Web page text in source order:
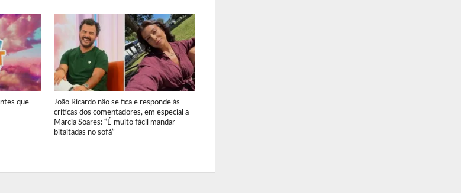
que
João Ricardo não se fica e responde às
críticas dos comentadores, em especial a
Marcia Soares: “É muito fácil mandar
bitaitadas no sofá”